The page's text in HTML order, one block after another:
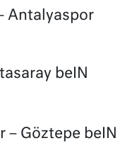
Antalyaspor
beIN
– Göztepe beIN